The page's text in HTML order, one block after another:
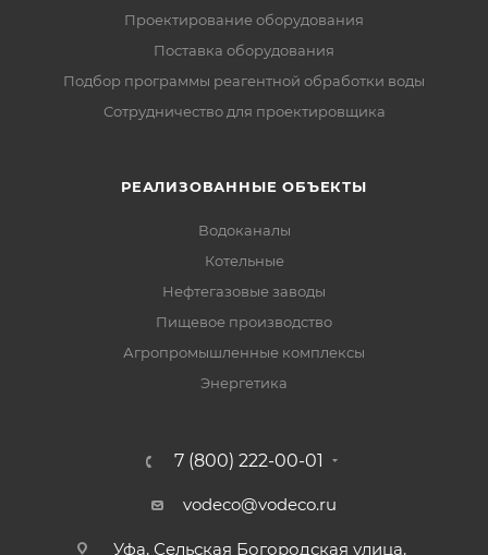
Проектирование оборудования
Поставка оборудования
Подбор программы реагентной обработки воды
Сотрудничество для проектировщика
РЕАЛИЗОВАННЫЕ ОБЪЕКТЫ
Водоканалы
Котельные
Нефтегазовые заводы
Пищевое производство
Агропромышленные комплексы
Энергетика
7 (800) 222-00-01
vodeco@vodeco.ru
Уфа, Сельская Богородская улица,